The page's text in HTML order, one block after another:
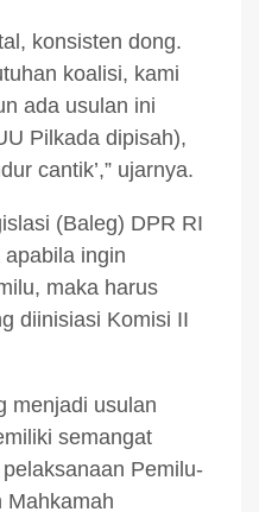
konsisten dong.
koalisi, kami
ada usulan ini
Pilkada dipisah),
cantik’,” ujarnya.
(Baleg) DPR RI
ingin
maka harus
diinisiasi Komisi II
menjadi usulan
semangat
Pemilu-
Mahkamah